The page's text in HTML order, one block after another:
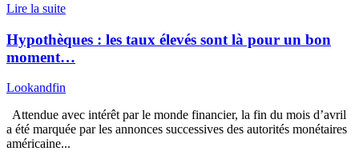
Lire la suite
Hypothèques : les taux élevés sont là pour un bon
moment…
Lookandfin
Attendue avec intérêt par le monde financier, la fin du mois d’avril
a été marquée par les annonces successives des autorités monétaires
américaine...